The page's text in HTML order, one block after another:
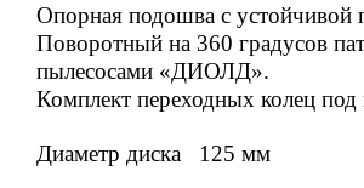
Опорная подошва с устойчивой
Поворотный на 360 градусов
пылесосами «ДИОЛД».
Комплект переходных колец
Диаметр диска 125 мм